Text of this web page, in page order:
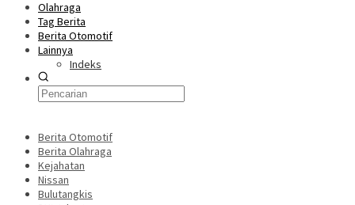
Olahraga
Tag Berita
Berita Otomotif
Lainnya
Indeks
Berita Otomotif
Berita Olahraga
Kejahatan
Nissan
Bulutangkis